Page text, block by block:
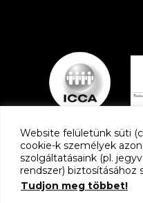
Website felületünk süti
cookie-k személyek
szolgáltatásaink (pl.
rendszer) biztosításához
Tudjon meg többet!